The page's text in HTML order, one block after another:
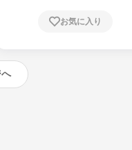
お気に入り
へ